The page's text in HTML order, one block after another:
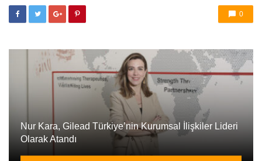
0
Nur Kara, Gilead Türkiye’nin Kurumsal İlişkiler Lideri
Olarak Atandı